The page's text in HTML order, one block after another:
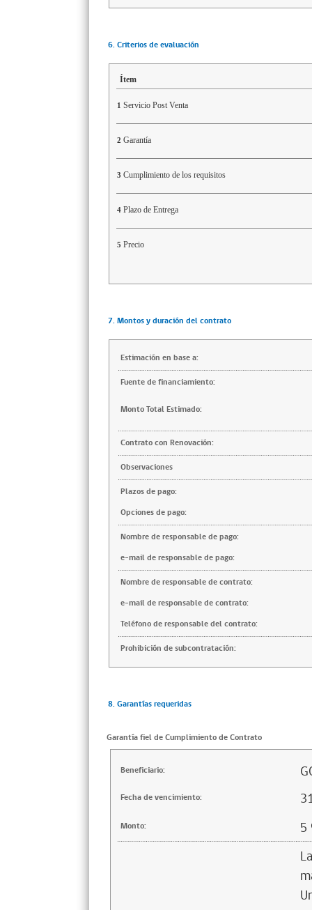
6. Criterios de evaluación
Ítem
1 Servicio Post Venta
2 Garantía
3 Cumplimiento de los requisitos
4 Plazo de Entrega
5 Precio
7. Montos y duración del contrato
Estimación en base a:
Fuente de financiamiento:
Monto Total Estimado:
Contrato con Renovación:
Observaciones
Plazos de pago:
Opciones de pago:
Nombre de responsable de pago:
e-mail de responsable de pago:
Nombre de responsable de contrato:
e-mail de responsable de contrato:
Teléfono de responsable del contrato:
Prohibición de subcontratación:
8. Garantías requeridas
Garantía fiel de Cumplimiento de Contrato
Beneficiario:
Fecha de vencimiento:
Monto: 5